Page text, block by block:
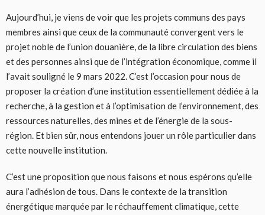
Aujourd’hui, je viens de voir que les projets communs des pays
membres ainsi que ceux de la communauté convergent vers le
projet noble de l’union douanière, de la libre circulation des biens
et des personnes ainsi que de l’intégration économique, comme il
l’avait souligné le 9 mars 2022. C’est l’occasion pour nous de
proposer la création d’une institution essentiellement dédiée à la
recherche, à la gestion et à l’optimisation de l’environnement, des
ressources naturelles, des mines et de l’énergie de la sous-
région. Et bien sûr, nous entendons jouer un rôle particulier dans
cette nouvelle institution.
C’est une proposition que nous faisons et nous espérons qu’elle
aura l’adhésion de tous. Dans le contexte de la transition
énergétique marquée par le réchauffement climatique, cette